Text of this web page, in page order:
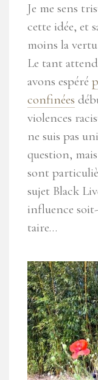
Je me sens
cette idée, et
moins la
Le tant
avons espéré
confinées
violences
ne suis pas
question,
sont
sujet Black
influence
taire…